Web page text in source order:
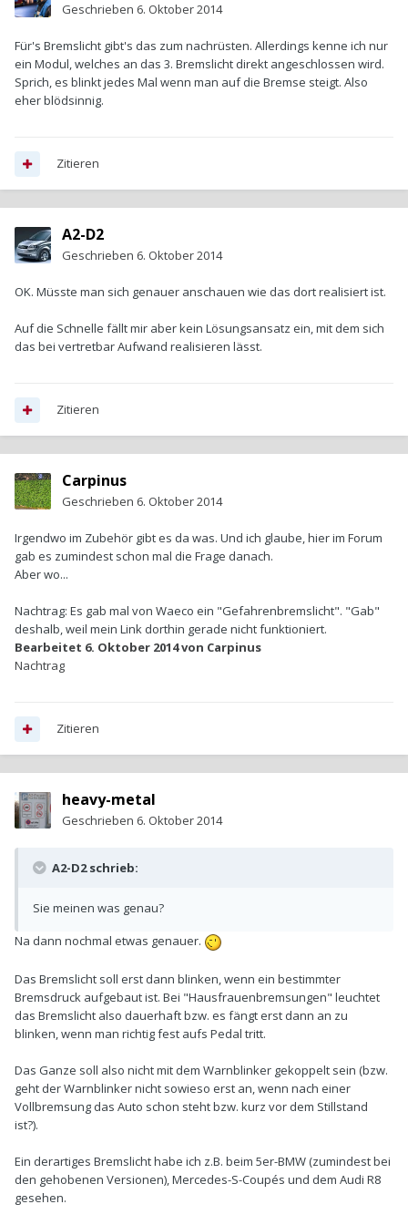
Geschrieben 6. Oktober 2014
Für's Bremslicht gibt's das zum nachrüsten. Allerdings kenne ich nur
ein Modul, welches an das 3. Bremslicht direkt angeschlossen wird.
Sprich, es blinkt jedes Mal wenn man auf die Bremse steigt. Also
eher blödsinnig.
Zitieren
A2-D2
Geschrieben 6. Oktober 2014
OK. Müsste man sich genauer anschauen wie das dort realisiert ist.
Auf die Schnelle fällt mir aber kein Lösungsansatz ein, mit dem sich
das bei vertretbar Aufwand realisieren lässt.
Zitieren
Carpinus
Geschrieben 6. Oktober 2014
Irgendwo im Zubehör gibt es da was. Und ich glaube, hier im Forum
gab es zumindest schon mal die Frage danach.
Aber wo...
Nachtrag: Es gab mal von Waeco ein "Gefahrenbremslicht". "Gab"
deshalb, weil mein Link dorthin gerade nicht funktioniert.
Bearbeitet 6. Oktober 2014von Carpinus
Nachtrag
Zitieren
heavy-metal
Geschrieben 6. Oktober 2014
A2-D2 schrieb:
Sie meinen was genau?
Na dann nochmal etwas genauer.
Das Bremslicht soll erst dann blinken, wenn ein bestimmter
Bremsdruck aufgebaut ist. Bei "Hausfrauenbremsungen" leuchtet
das Bremslicht also dauerhaft bzw. es fängt erst dann an zu
blinken, wenn man richtig fest aufs Pedal tritt.
Das Ganze soll also nicht mit dem Warnblinker gekoppelt sein (bzw.
geht der Warnblinker nicht sowieso erst an, wenn nach einer
Vollbremsung das Auto schon steht bzw. kurz vor dem Stillstand
ist?).
Ein derartiges Bremslicht habe ich z.B. beim 5er-BMW (zumindest bei
den gehobenen Versionen), Mercedes-S-Coupés und dem Audi R8
gesehen.